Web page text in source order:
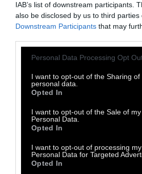
IAB’s list of downstream participants.
also be disclosed by us to third parties
Downstream Participants that may
Personal Data Processing Opt
I want to opt-out of the Sharing of
personal data.
Opted In
I want to opt-out of the Sale of my
Personal Data.
Opted In
I want to opt-out of processing my
Personal Data for Targeted
Opted In
σκλαβιά, την καταπίεση, τα
πολέμου, την διάθεση της
Η ευτυχία είναι μια υπόθεση
συνειδητοποίησης, ότι ο
πλούτος που υπάρχει γύρω
μεταστοιχειωθεί σε απλά
εμπεριέχουν μέσα τους το
ελεύθερος χρόνος για
την φύση, σεβασμός στους